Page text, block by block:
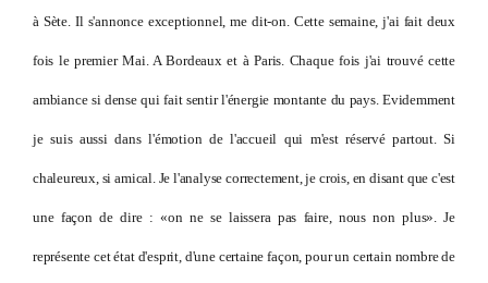
à Sète. Il s'annonce exceptionnel, me dit-on. Cette semaine, j'ai fait deux
fois le premier Mai. A Bordeaux et à Paris. Chaque fois j'ai trouvé cette
ambiance si dense qui fait sentir l'énergie montante du pays. Evidemment
je suis aussi dans l'émotion de l'accueil qui m'est réservé partout. Si
chaleureux, si amical. Je l'analyse correctement, je crois, en disant que c'est
une façon de dire : «on ne se laissera pas faire, nous non plus». Je
représente cet état d'esprit, d'une certaine façon, pour un certain nombre de